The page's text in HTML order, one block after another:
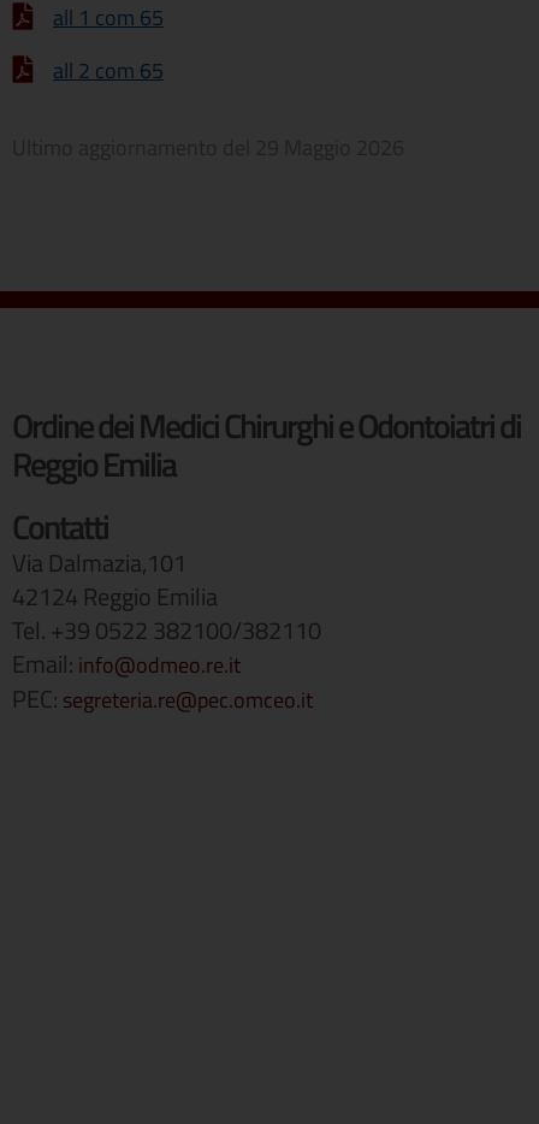
all 1 com 65
all 2 com 65
Ordine dei Medici Chirurghi e Odontoiatri di
Reggio Emilia
Contatti
Via Dalmazia,101
42124 Reggio Emilia
Tel. +39 0522 382100/382110
Email: info@odmeo.re.it
PEC: segreteria.re@pec.omceo.it